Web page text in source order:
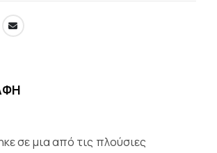
σε μια από τις πλούσιες